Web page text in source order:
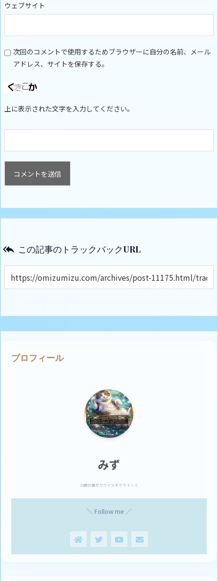
ウェブサイト
次回のコメントで使用するためブラウザーに自分の名前、メール
アドレス、サイトを保存する。
上に表示された文字を入力してください。
 この記事のトラックバックURL
プロフィール
みず
23歳の猫がカワイスギクライシス
＼ Follow me ／